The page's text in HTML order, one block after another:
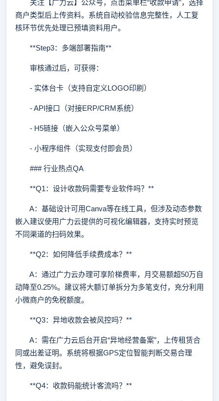
关注【广力云】公众号，点击菜单栏“收款申请”，选择
商户类型后上传资料。系统自动校验信息完整性，人工复
核环节优先处理已预填资料用户。
**Step3：多端部署指南**
审核通过后，可获得：
- 实体台卡（支持自定义LOGO印刷）
- API接口（对接ERP/CRM系统）
- H5链接（嵌入公众号菜单）
- 小程序组件（实现支付即会员）
### 行业热点QA
**Q1：设计收款码需要专业软件吗？**
A：基础设计可用Canva等在线工具，但涉及动态参数
嵌入建议使用广力云提供的可视化编辑器，支持实时预览
不同渠道的扫码效果。
**Q2：如何降低手续费成本？**
A：通过广力云办理可享阶梯费率，月交易额超50万自
动降至0.25%。建议将大额订单拆分为多笔支付，充分利用
小微商户的免税额度。
**Q3：异地收款会被风控吗？**
A：需在广力云后台开启“异地经营备案”，上传租赁合
同或出差证明。系统将根据GPS定位智能判断交易合理
性，避免误封。
**Q4：收款码能统计客流吗？**